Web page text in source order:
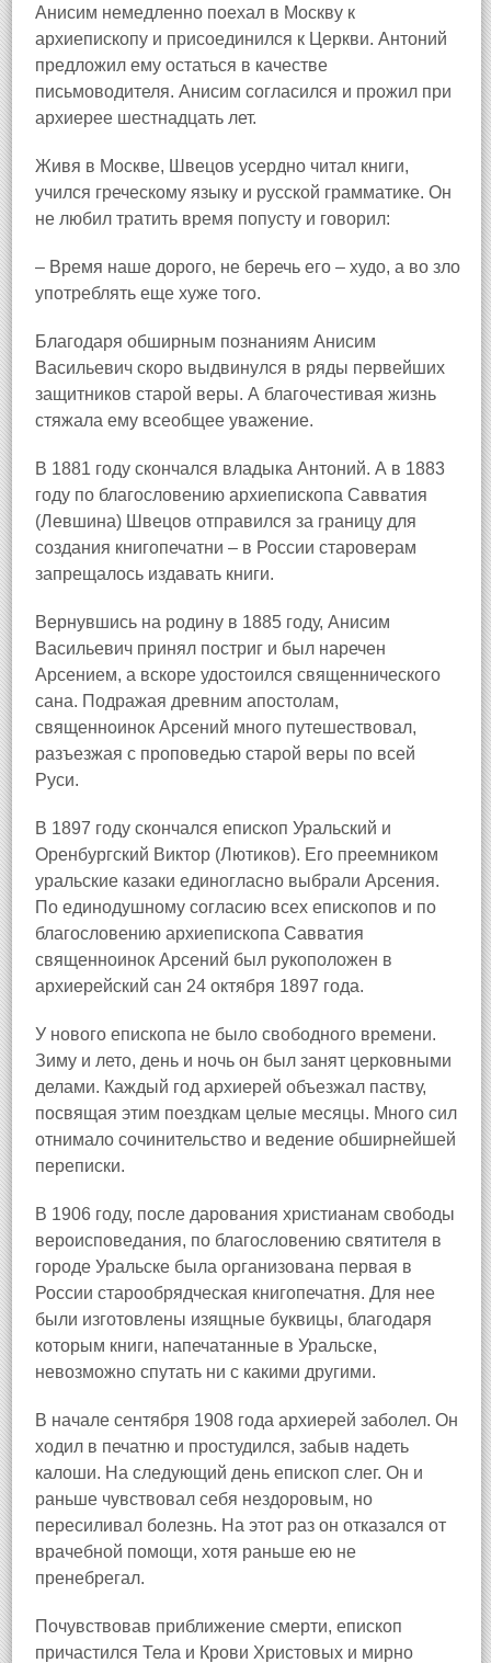
Анисим немедленно поехал в Москву к
архиепископу и присоединился к Церкви. Антоний
предложил ему остаться в качестве
письмоводителя. Анисим согласился и прожил при
архиерее шестнадцать лет.
Живя в Москве, Швецов усердно читал книги,
учился греческому языку и русской грамматике. Он
не любил тратить время попусту и говорил:
– Время наше дорого, не беречь его – худо, а во зло
употреблять еще хуже того.
Благодаря обширным познаниям Анисим
Васильевич скоро выдвинулся в ряды первейших
защитников старой веры. А благочестивая жизнь
стяжала ему всеобщее уважение.
В 1881 году скончался владыка Антоний. А в 1883
году по благословению архиепископа Савватия
(Левшина) Швецов отправился за границу для
создания книгопечатни – в России староверам
запрещалось издавать книги.
Вернувшись на родину в 1885 году, Анисим
Васильевич принял постриг и был наречен
Арсением, а вскоре удостоился священнического
сана. Подражая древним апостолам,
священноинок Арсений много путешествовал,
разъезжая с проповедью старой веры по всей
Руси.
В 1897 году скончался епископ Уральский и
Оренбургский Виктор (Лютиков). Его преемником
уральские казаки единогласно выбрали Арсения.
По единодушному согласию всех епископов и по
благословению архиепископа Савватия
священноинок Арсений был рукоположен в
архиерейский сан 24 октября 1897 года.
У нового епископа не было свободного времени.
Зиму и лето, день и ночь он был занят церковными
делами. Каждый год архиерей объезжал паству,
посвящая этим поездкам целые месяцы. Много сил
отнимало сочинительство и ведение обширнейшей
переписки.
В 1906 году, после дарования христианам свободы
вероисповедания, по благословению святителя в
городе Уральске была организована первая в
России старообрядческая книгопечатня. Для нее
были изготовлены изящные буквицы, благодаря
которым книги, напечатанные в Уральске,
невозможно спутать ни с какими другими.
В начале сентября 1908 года архиерей заболел. Он
ходил в печатню и простудился, забыв надеть
калоши. На следующий день епископ слег. Он и
раньше чувствовал себя нездоровым, но
пересиливал болезнь. На этот раз он отказался от
врачебной помощи, хотя раньше ею не
пренебрегал.
Почувствовав приближение смерти, епископ
причастился Тела и Крови Христовых и мирно